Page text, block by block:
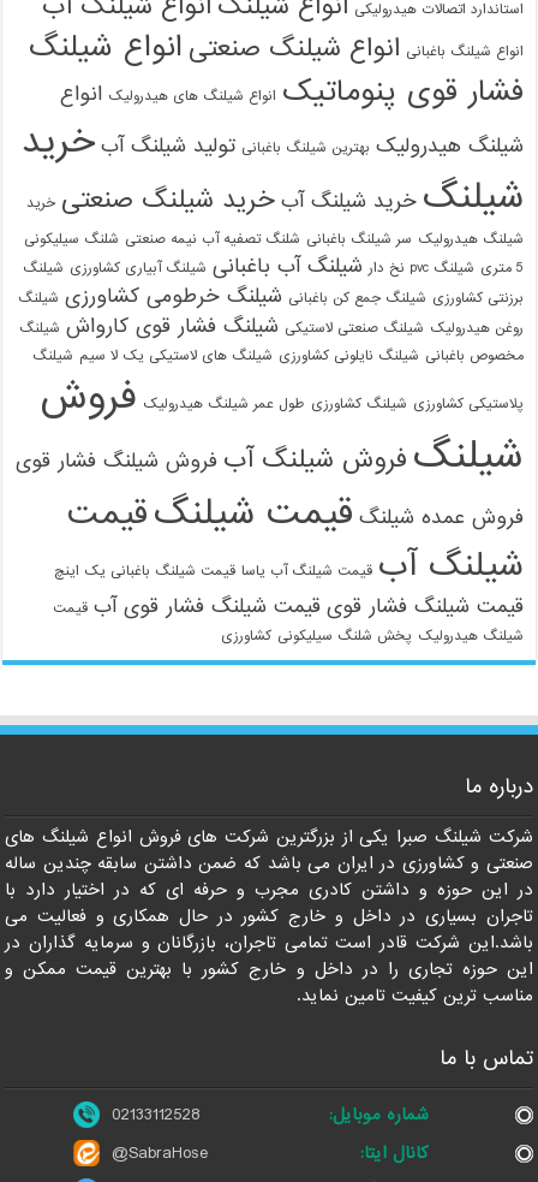
استاندارد اتصالات هیدرولیکی
انواع شیلنگ باغبانی انواع شیلنگ صنعتی انواع شیلنگ
فشار قوی پنوماتیک انواع شیلنگ های هیدرولیک انواع
شیلنگ هیدرولیک بهترین شیلنگ باغبانی تولید شیلنگ آب خرید
شیلنگ خرید شیلنگ آب خرید شیلنگ صنعتی خرید
شیلنگ هیدرولیک سر شیلنگ باغبانی شلنگ تصفیه آب نیمه صنعتی شلنگ سیلیکونی
5 متری
شیلنگ pvc نخ دار شیلنگ آب باغبانی شیلنگ آبیاری کشاورزی شیلنگ
برزنتی کشاورزی شیلنگ جمع کن باغبانی شیلنگ خرطومی کشاورزی شیلنگ
روغن هیدرولیک شیلنگ صنعتی لاستیکی شیلنگ فشار قوی کارواش شیلنگ
مخصوص باغبانی شیلنگ نایلونی کشاورزی شیلنگ های لاستیکی یک لا سیم شیلنگ
پلاستیکی کشاورزی شیلنگ کشاورزی طول عمر شیلنگ هیدرولیک فروش
شیلنگ فروش شیلنگ آب فروش شیلنگ فشار قوی
فروش عمده شیلنگ قیمت شیلنگقیمت
شیلنگ آب قیمت شیلنگ آب یاسا قیمت شیلنگ باغبانی یک اینچ
قیمت شیلنگ فشار قوی قیمت شیلنگ فشار قوی آب قیمت
شیلنگ هیدرولیک پخش شلنگ سیلیکونی کشاورزی
درباره ما
شرکت شیلنگ صبرا یکی از بزرگترین شرکت های فروش انواع شیلنگ های
صنعتی و کشاورزی در ایران می باشد که ضمن داشتن سابقه چندین ساله
در این حوزه و داشتن کادری مجرب و حرفه ای که در اختیار دارد با
تاجران بسیاری در داخل و خارج کشور در حال همکاری و فعالیت می
باشد.این شرکت قادر است تمامی تاجران، بازرگانان و سرمایه گذاران در
این حوزه تجاری را در داخل و خارج کشور با بهترین قیمت ممکن و
مناسب ترین کیفیت تامین نماید.
تماس با ما
شماره موبایل:
02133112528
کانال ایتا:
@SabraHose